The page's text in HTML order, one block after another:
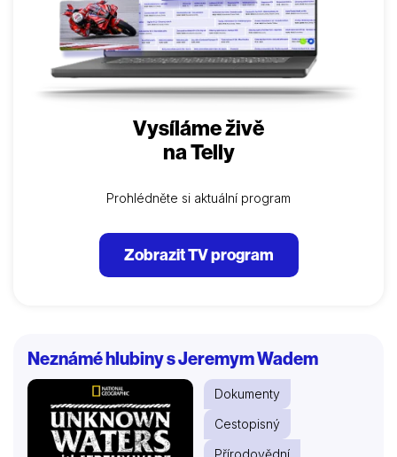
Vysíláme živě
na Telly
Prohlédněte si aktuální program
Zobrazit TV program
Neznámé hlubiny s Jeremym Wadem
Dokumenty
Cestopisný
Přírodovědní